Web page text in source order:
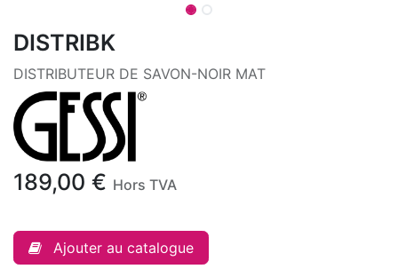
DISTRIBK
DISTRIBUTEUR DE SAVON-NOIR MAT
189,00 € Hors TVA
Ajouter au catalogue